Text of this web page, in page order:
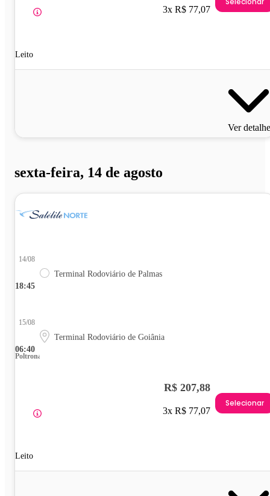
Leito
3x R$ 77,07
Ver
sexta-feira, 14 de agosto
18:45
14/08
Terminal Rodoviário de Palmas
06:40
15/08
Terminal Rodoviário de Goiânia
Poltrona
Leito
R$ 207,88
3x R$ 77,07
Selecionar